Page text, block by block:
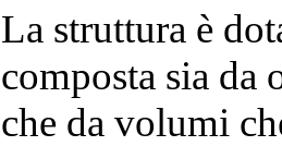
La struttura è
composta sia da
che da volumi